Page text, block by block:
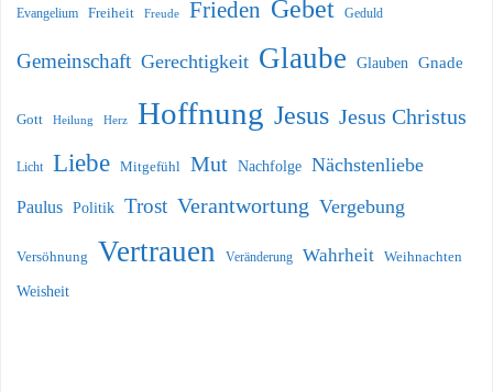
Evangelium Freiheit Freude Frieden Gebet Geduld
Gemeinschaft Gerechtigkeit Glaube Glauben Gnade
Gott Heilung Herz Hoffnung Jesus Jesus Christus
Licht Liebe Mitgefühl Mut Nachfolge Nächstenliebe
Paulus Politik Trost Verantwortung Vergebung
Versöhnung Vertrauen Veränderung Wahrheit Weihnachten
Weisheit